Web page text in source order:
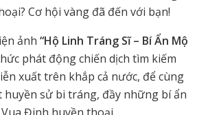
Cơ hội vàng đã đến với bạn!
ảnh “Hộ Linh Tráng Sĩ – Bí Ẩn Mộ
phát động chiến dịch tìm kiếm
xuất trên khắp cả nước, để cùng
huyền sử bi tráng, đầy những bí ẩn